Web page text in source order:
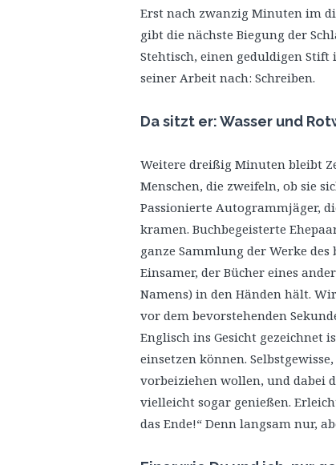
Erst nach zwanzig Minuten im
gibt die nächste Biegung der
Stehtisch, einen geduldigen Stift
seiner Arbeit nach: Schreiben.
Da sitzt er: Wasser und
Weitere dreißig Minuten bleibt
Menschen, die zweifeln, ob sie
Passionierte Autogrammjäger,
kramen. Buchbegeisterte
ganze Sammlung der Werke
Einsamer, der Bücher eines
Namens) in den Händen hält.
vor dem bevorstehenden
Englisch ins Gesicht gezeichnet
einsetzen können.
vorbeiziehen wollen, und dabei
vielleicht sogar genießen.
das Ende!“ Denn langsam nur,